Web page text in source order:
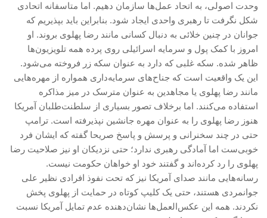
وحدت اصولی، به اتحاد عمل‌ها سازمان دهیم. اما متاسفانه اتحادی
شکل نگرفت تا رهبری واحدی ایجاد شود. بنابراین باید بپذیریم که
جوانان در چنین خلائی به دنبال کسانی مانند رضا پهلوی بروند. او
امروز با کمک پول و سرمایه اسرائیلی روی پرده همه تلویزیون‌ها
ظاهر شده. سکه غلبی که دارد به عنوان سکه زر فروخته می‌شود.
این یک واقعیت است که جناح‌های سرمایه‌داری همواره از مهره‌هایی
مانند رضا پهلوی یا مجاهدین به عنوان مترسک در میز مذاکره
استفاده می‌کنند. اما برخلاف تصور بسیاری از سلطنت‌طلبان آمریکا
هنوز رضا پهلوی را به عنوان مهره جانشین نپذیرفته است. ترامپ
حتی در چند سخنرانی و پرسش و پاسخ صریحا گفته که ایشان فرد
خوبی‌ست اما آمادگی رهبری ندارد؛ حتی نزدیکان او نیز صلاحیت رضا
پهلوی را رد کرده‌اند و گفتند خود او خواهان حکومت نیست.
رسانه‌هایی مانند صدای آمریکا نیز که تحت نفوذ افرادی نظیر علی
جوانمردی هستند، حتی یک کلیپ کوتاه در حمایت از پهلوی پخش
نکردند. همه این عکس‌العمل‌ها نشان‌دهنده عدم تمایل آمریکا نسبت